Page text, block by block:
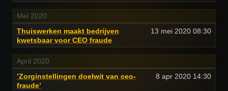
Mei 2020
Thuiswerken maakt bedrijven
kwetsbaar voor CEO fraude
13 mei 2020 08:30
April 2020
’Zorginstellingen doelwit van ceo-
fraude’
8 apr 2020 14:30